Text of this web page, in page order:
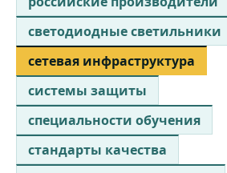
светодиодные светильники
сетевая инфраструктура
системы защиты
специальности обучения
стандарты качества